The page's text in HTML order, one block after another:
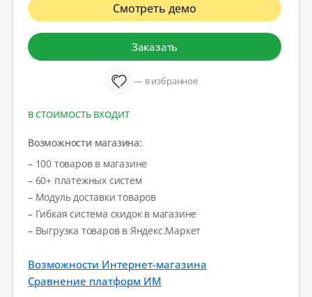
Смотреть демо
Заказать
— в избранное
В СТОИМОСТЬ ВХОДИТ
Возможности магазина:
– 100 товаров в магазине
– 60+ платежных систем
– Модуль доставки товаров
– Гибкая система скидок в магазине
– Выгрузка товаров в Яндекс.Маркет
Возможности Интернет-магазина
Сравнение платформ ИМ